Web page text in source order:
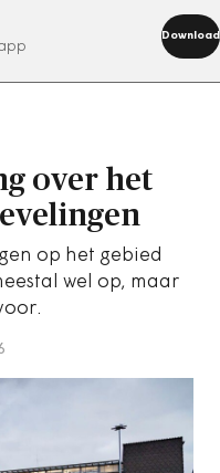
Download
over het
op het gebied
wel op, maar